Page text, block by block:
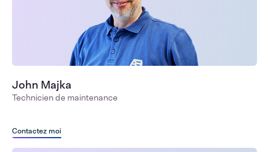
John Majka
Technicien de maintenance
Contactez moi